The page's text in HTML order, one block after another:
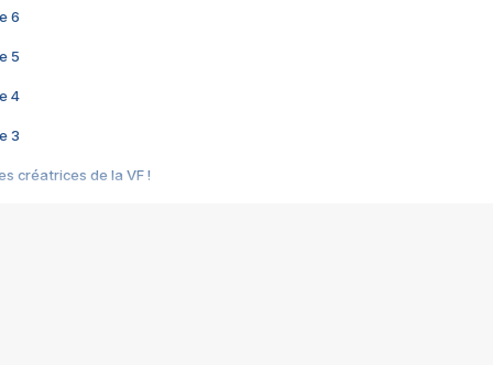
6
5
4
3
créatrices de la VF !